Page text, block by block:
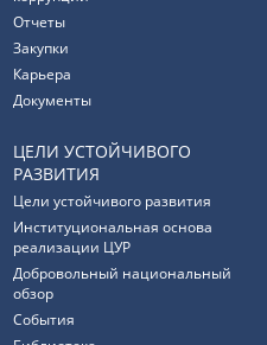
Отчеты
Закупки
Карьера
Документы
ЦЕЛИ УСТОЙЧИВОГО
РАЗВИТИЯ
Цели устойчивого развития
Институциональная основа
реализации ЦУР
Добровольный национальный
обзор
События